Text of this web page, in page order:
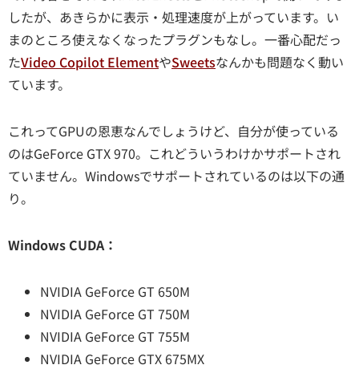
したが、あきらかに表示・処理速度が上がっています。い
まのところ使えなくなったプラグンもなし。一番心配だっ
たVideo Copilot ElementやSweetsなんかも問題なく動い
ています。
これってGPUの恩恵なんでしょうけど、自分が使っている
のはGeForce GTX 970。これどういうわけかサポートされ
ていません。Windowsでサポートされているのは以下の通
り。
Windows CUDA：
NVIDIA GeForce GT 650M
NVIDIA GeForce GT 750M
NVIDIA GeForce GT 755M
NVIDIA GeForce GTX 675MX